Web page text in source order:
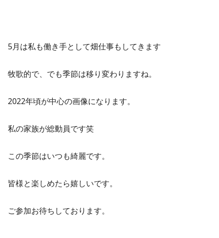
5月は私も働き手として畑仕事もしてきます
牧歌的で、でも季節は移り変わりますね。
2022年頃が中心の画像になります。
私の家族が総動員です笑
この季節はいつも綺麗です。
皆様と楽しめたら嬉しいです。
ご参加お待ちしております。